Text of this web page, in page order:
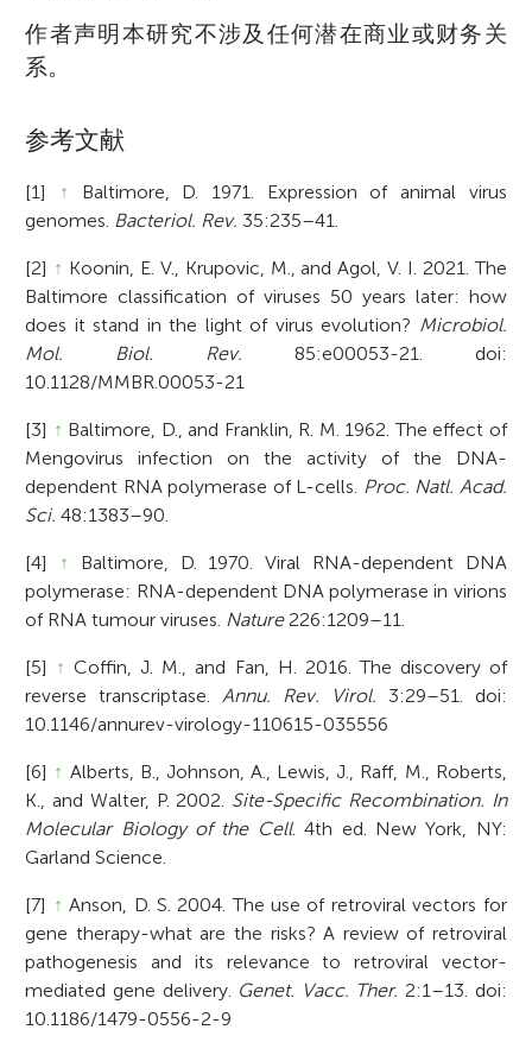
作者声明本研究不涉及任何潜在商业或财务关
系。
参考文献
[1] ↑
Baltimore, D. 1971. Expression of animal virus
genomes. Bacteriol. Rev. 35:235–41.
[2] ↑ Koonin, E. V., Krupovic, M., and Agol, V. I. 2021. The
Baltimore classification of viruses 50 years later: how
does it stand in the light of virus evolution? Microbiol.
Mol. Biol. Rev. 85:e00053-21. doi:
10.1128/MMBR.00053-21
[3] ↑ Baltimore, D., and Franklin, R. M. 1962. The effect of
Mengovirus infection on the activity of the DNA-
dependent RNA polymerase of L-cells. Proc. Natl. Acad.
Sci. 48:1383–90.
[4] ↑
Baltimore, D. 1970. Viral RNA-dependent DNA
polymerase: RNA-dependent DNA polymerase in virions
of RNA tumour viruses. Nature226:1209–11.
[5] ↑ Coffin, J. M., and Fan, H. 2016. The discovery of
reverse transcriptase. Annu. Rev. Virol. 3:29–51. doi:
10.1146/annurev-virology-110615-035556
[6] ↑ Alberts, B., Johnson, A., Lewis, J., Raff, M., Roberts,
K., and Walter, P. 2002. Site-Specific Recombination. In
Molecular Biology of the Cell. 4th ed. New York, NY:
Garland Science.
[7] ↑ Anson, D. S. 2004. The use of retroviral vectors for
gene therapy-what are the risks? A review of retroviral
pathogenesis and its relevance to retroviral vector-
mediated gene delivery. Genet. Vacc. Ther. 2:1–13. doi:
10.1186/1479-0556-2-9